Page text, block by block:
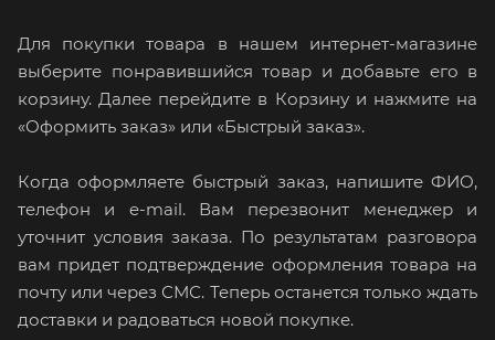
Для покупки товара в нашем интернет-магазине
выберите понравившийся товар и добавьте его в
корзину. Далее перейдите в Корзину и нажмите на
«Оформить заказ» или «Быстрый заказ».
Когда оформляете быстрый заказ, напишите ФИО,
телефон и e-mail. Вам перезвонит менеджер и
уточнит условия заказа. По результатам разговора
вам придет подтверждение оформления товара на
почту или через СМС. Теперь останется только ждать
доставки и радоваться новой покупке.